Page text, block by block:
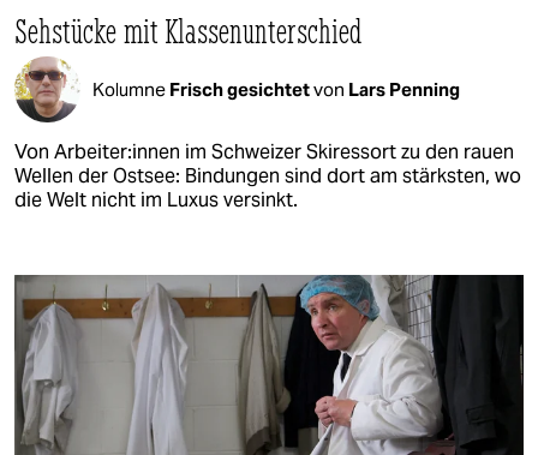
Sehstücke mit Klassenunterschied
Kolumne Frisch gesichtetvon Lars Penning
Von Ar­bei­te­r:in­nen im Schweizer Skiressort zu den rauen
Wellen der Ostsee: Bindungen sind dort am stärksten, wo
die Welt nicht im Luxus versinkt.